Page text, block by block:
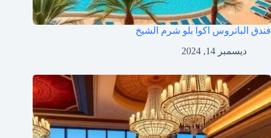
فندق الباتروس اكوا بلو شرم الشيخ
ديسمبر 14, 2024